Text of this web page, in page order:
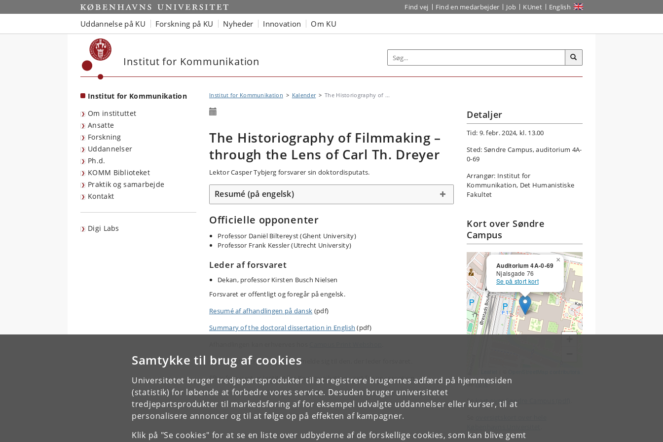
Samtykke til brug af cookies
Universitetet bruger tredjepartsprodukter til at registrere brugernes adfærd på hjemmesiden
(statistik) for løbende at forbedre vores service. Desuden bruger universitetet
tredjepartsprodukter til markedsføring af for eksempel udvalgte uddannelser eller kurser, til at
personalisere annoncer og til at følge op på effekten af kampagner.
Klik på "Se cookies" for at se en liste over udbyderne af de forskellige cookies, som kan blive gemt
Start Find vej Find en medarbejder Job KUnet English
Uddannelse på KU Forskning på KU Nyheder Innovation Om KU
Institut for Kommunikation
Institut for Kommunikation
Om instituttet
Ansatte
Forskning
Uddannelser
Ph.d.
KOMM Biblioteket
Praktik og samarbejde
Kontakt
Digi Labs
Institut for Kommunikation Kalender The Historiography of ...
The Historiography of Filmmaking –
through the Lens of Carl Th. Dreyer
Lektor Casper Tybjerg forsvarer sin doktordisputats.
Resumé (på engelsk)
Officielle opponenter
Professor Daniël Biltereyst (Ghent University)
Professor Frank Kessler (Utrecht University)
Leder af forsvaret
Dekan, professor Kirsten Busch Nielsen
Forsvaret er offentligt og foregår på engelsk.
Resumé af afhandlingen på dansk (pdf)
Summary of the doctoral dissertation in English (pdf)
Opponenter ex auditorio kan melde sig til den, der leder forsvaret.
Efter forsvaret er Institut for Kommunikation vært for en reception.
Detaljer
Tid: 9. febr. 2024, kl. 13.00
Sted: Søndre Campus, auditorium 4A-
0-69
Arrangør: Institut for
Kommunikation, Det Humanistiske
Fakultet
Kort over Søndre
Campus
Auditorium 4A-0-69
Njalsgade 76
Se på stort kort
×
Serute.
Se kort over Søndre Campus (pdf)